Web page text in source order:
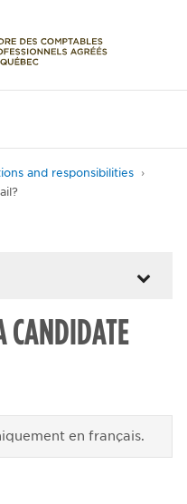
and responsibilities
CANDIDATE
en français.